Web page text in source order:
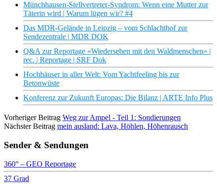
Münchhausen-Stellvertreter-Syndrom: Wenn eine Mutter zur
Täterin wird | Warum lügen wir? #4
Das MDR-Gelände in Leipzig – vom Schlachthof zur
Sendezentrale | MDR DOK
Q&A zur Reportage «Wiedersehen mit den Waldmenschen» |
rec. | Reportage | SRF Dok
Hochhäuser in aller Welt: Vom Yachtfeeling bis zur
Betonwüste
Konferenz zur Zukunft Europas: Die Bilanz | ARTE Info Plus
Vorheriger Beitrag Weg zur Ampel - Teil 1: Sondierungen
Nächster Beitrag mein ausland: Lava, Höhlen, Höhenrausch
Sender & Sendungen
360° – GEO Reportage
37 Grad